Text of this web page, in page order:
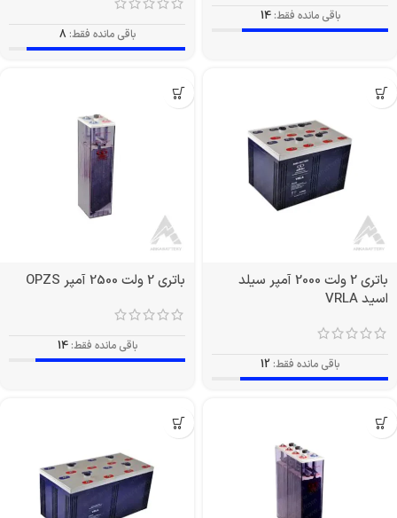
باقی مانده فقط: 14
باقی مانده فقط: 8
باتری 2 ولت 2000 آمپر سیلد
اسید VRLA
باقی مانده فقط: 12
باتری 2 ولت 2500 آمپر OPZS
باقی مانده فقط: 14